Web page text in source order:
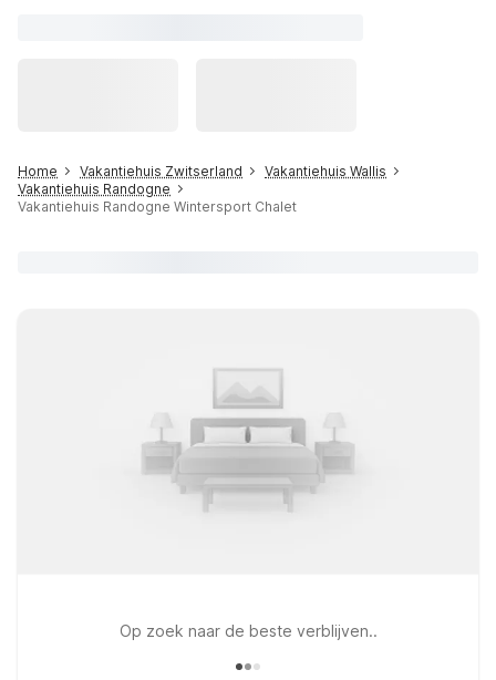
Home Vakantiehuis Zwitserland
Vakantiehuis Wallis
Vakantiehuis Randogne
Vakantiehuis Randogne Wintersport Chalet
Op zoek naar de beste verblijven..